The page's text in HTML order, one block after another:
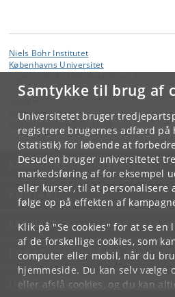
Samtykke til brug af
Universitetet bruger
registrere brugernes adfærd på
(statistik) for løbende at
Desuden bruger universitetet
markedsføring af for eksempel
eller kurser, til at personalisere
følge op på effekten af
Klik på "Se cookies" for at se en
af de forskellige cookies, som
computer eller mobil, når du
hjemmeside. Du kan selv vælge
eller afslå cookies, og du kan
Niels Bohr Institutet
Københavns Universitet
Kommunikation
ku.dk
KØBENHAVNS UNIVERSITET
KONTAKT
SERVICES
FOR STUDERENDE OG ANSATTE
JOB OG KARRIERE